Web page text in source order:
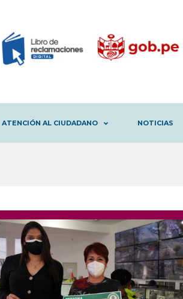
ATENCIÓN AL CIUDADANO NOTICIAS